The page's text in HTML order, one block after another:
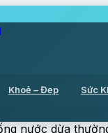
Khoẻ – Đẹp Sức
nước dừa